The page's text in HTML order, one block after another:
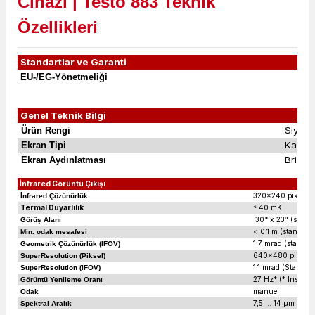
Özellikleri
Standartlar ve Garanti
EU-/EG-Yönetmeliği
Genel Teknik Bilgi
Ürün Rengi
Ekran Tipi
Ekran Aydınlatması
İnfrared Görüntü Çıkışı
İnfrared Çözünürlük
320x240 piksel
Termal Duyarlılık
˂ 40 mK
Görüş Alanı 30° x 23°
Min. odak mesafesi < 0.1 m (standart
Geometrik Çözünürlük (IFOV) 1.7 mrad
SuperResolution (Piksel) 640x480 piksel
SuperResolution (IFOV) 1.1 mrad
Görüntü Yenileme Oranı 27 Hz* (* Inside
Odak manuel
Spektral Aralık 7,5 … 14 µm